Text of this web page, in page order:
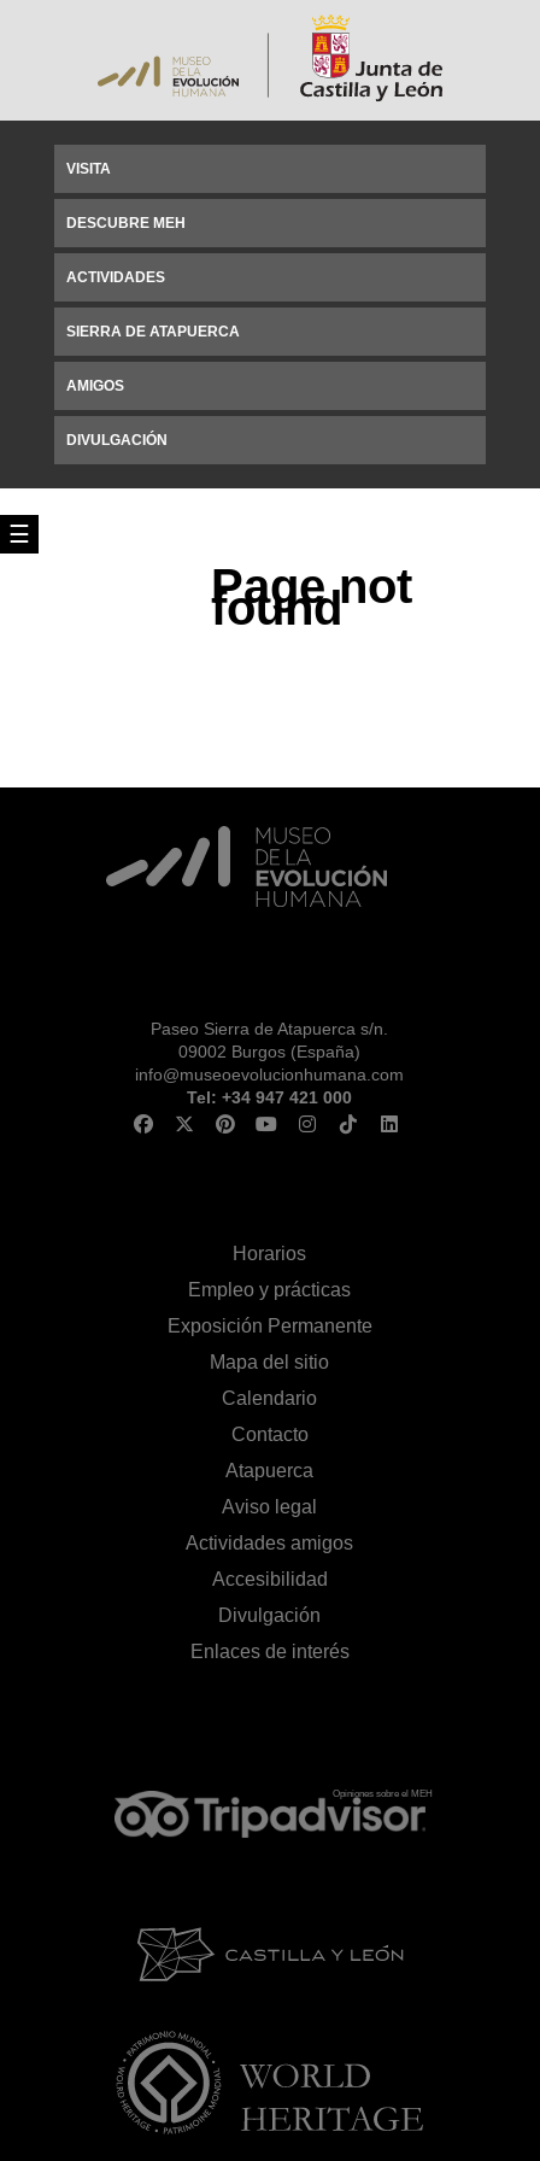
☰
VISITA
DESCUBRE MEH
ACTIVIDADES
SIERRA DE ATAPUERCA
AMIGOS
DIVULGACIÓN
Page not
found
Paseo Sierra de Atapuerca s/n.
09002 Burgos (España)
info@museoevolucionhumana.com
Tel: +34 947 421 000
Horarios
Empleo y prácticas
Exposición Permanente
Mapa del sitio
Calendario
Contacto
Atapuerca
Aviso legal
Actividades amigos
Accesibilidad
Divulgación
Enlaces de interés
Opiniones sobre el MEH